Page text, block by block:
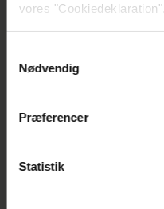
vores
Vi anvender egne
generere statistik og
Nødvendig
Præferencer
Statistik
Astrid Olsen starter
kæresten